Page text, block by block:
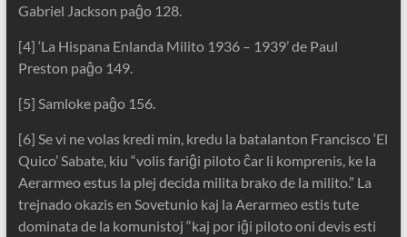
Gabriel Jackson paĝo 128.
[4] ‘La Hispana Enlanda Milito 1936 – 1939’ de Paul
Preston paĝo 149.
[5] Samloke paĝo 156.
[6] Se vi ne volas kredi min, kredu la batalanton Francisco ‘El
Quico’ Sabate, kiu “volis fariĝi piloto ĉar li komprenis, ke la
Aerarmeo estus la plej decida milita brako de la milito.” La
trejnado okazis en Sovetunio kaj la Aerarmeo estis tute
dominata de la komunistoj “kaj por iĝi piloto oni devis esti